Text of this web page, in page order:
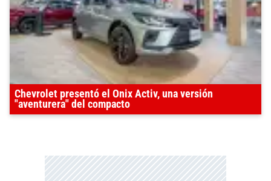
Chevrolet presentó el Onix Activ, una versión
"aventurera" del compacto